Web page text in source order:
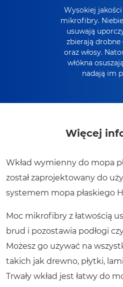
Wysokiej jakości
mikrofibry.
usuwają
zbierają drobne
oraz włosy.
włókna
nadają im
Więcej
Wkład wymienny do mopa
został zaprojektowany do
systemem mopa płaskiego
Moc mikrofibry z łatwością
brud i pozostawia podłogi
Możesz go używać na
takich jak drewno, płytki,
Trwały wkład jest łatwy do